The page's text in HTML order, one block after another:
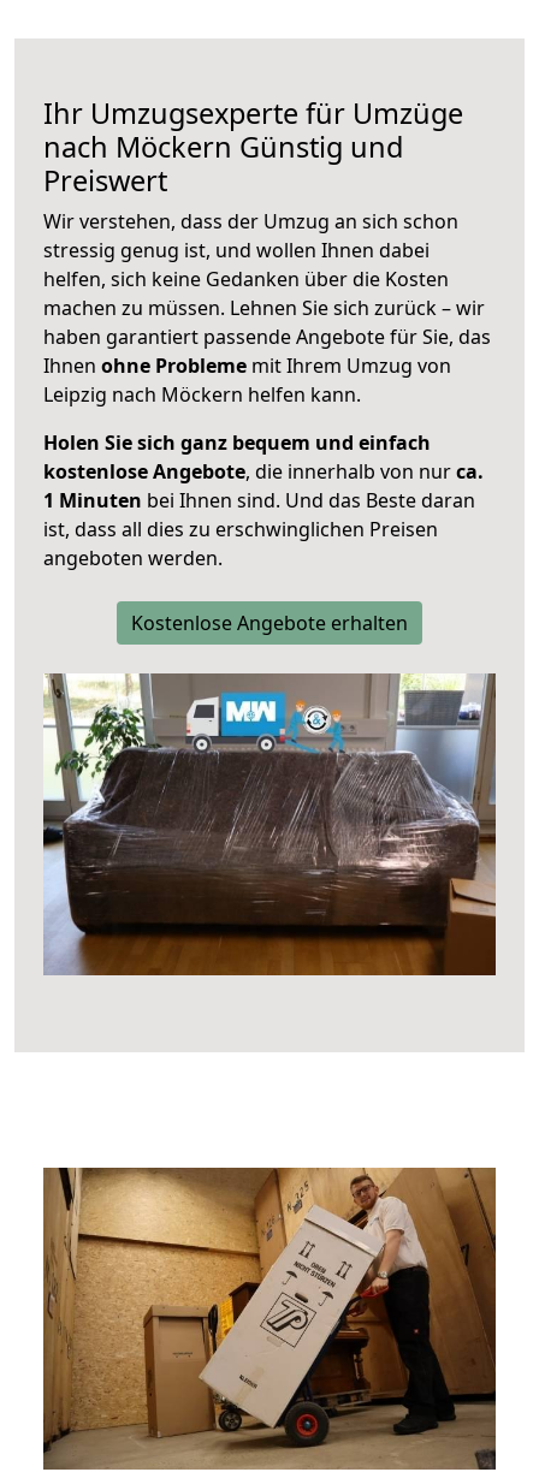
Ihr Umzugsexperte für Umzüge
nach Möckern Günstig und
Preiswert
Wir verstehen, dass der Umzug an sich schon
stressig genug ist, und wollen Ihnen dabei
helfen, sich keine Gedanken über die Kosten
machen zu müssen. Lehnen Sie sich zurück – wir
haben garantiert passende Angebote für Sie, das
Ihnen ohne Probleme mit Ihrem Umzug von
Leipzig nach Möckern helfen kann.
Holen Sie sich ganz bequem und einfach
kostenlose Angebote, die innerhalb von nurca.
1 Minuten bei Ihnen sind. Und das Beste daran
ist, dass all dies zu erschwinglichen Preisen
angeboten werden.
Kostenlose Angebote erhalten